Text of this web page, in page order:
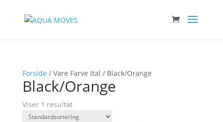
Forside / Vare Farve Ital / Black/Orange
Black/Orange
Viser 1 resultat